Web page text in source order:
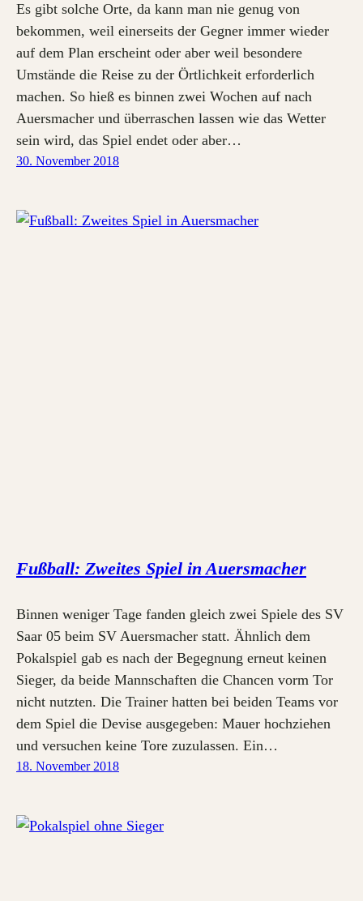
Es gibt solche Orte, da kann man nie genug von
bekommen, weil einerseits der Gegner immer wieder
auf dem Plan erscheint oder aber weil besondere
Umstände die Reise zu der Örtlichkeit erforderlich
machen. So hieß es binnen zwei Wochen auf nach
Auersmacher und überraschen lassen wie das Wetter
sein wird, das Spiel endet oder aber…
30. November 2018
Fußball: Zweites Spiel in Auersmacher
Binnen weniger Tage fanden gleich zwei Spiele des SV
Saar 05 beim SV Auersmacher statt. Ähnlich dem
Pokalspiel gab es nach der Begegnung erneut keinen
Sieger, da beide Mannschaften die Chancen vorm Tor
nicht nutzten. Die Trainer hatten bei beiden Teams vor
dem Spiel die Devise ausgegeben: Mauer hochziehen
und versuchen keine Tore zuzulassen. Ein…
18. November 2018